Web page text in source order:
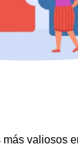
valiosos